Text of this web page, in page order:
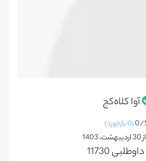
آوا کلاه‌کج
0/(0 بازخورد)
11730